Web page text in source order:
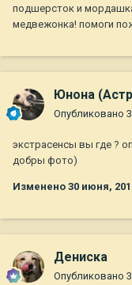
подшерсток и
медвежонка! помоги
Юнона
Опубликовано
экстрасенсы вы где ?
добры фото)
Изменено 30 июня,
Дениска
Опубликовано